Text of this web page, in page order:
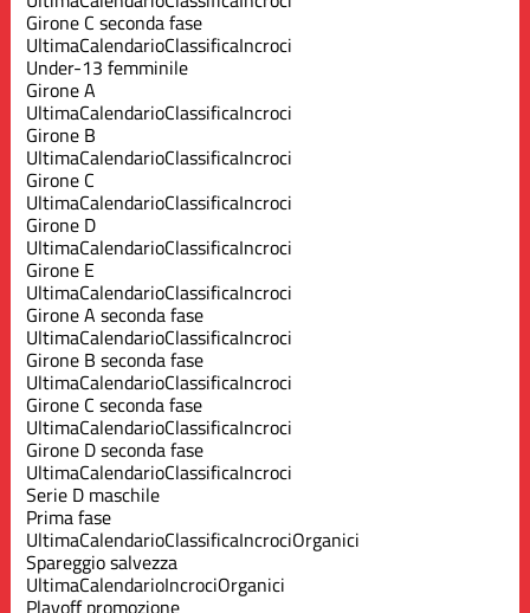
Girone C seconda fase
UltimaCalendarioClassificaIncroci
Under-13 femminile
Girone A
UltimaCalendarioClassificaIncroci
Girone B
UltimaCalendarioClassificaIncroci
Girone C
UltimaCalendarioClassificaIncroci
Girone D
UltimaCalendarioClassificaIncroci
Girone E
UltimaCalendarioClassificaIncroci
Girone A seconda fase
UltimaCalendarioClassificaIncroci
Girone B seconda fase
UltimaCalendarioClassificaIncroci
Girone C seconda fase
UltimaCalendarioClassificaIncroci
Girone D seconda fase
UltimaCalendarioClassificaIncroci
Serie D maschile
Prima fase
UltimaCalendarioClassificaIncrociOrganici
Spareggio salvezza
UltimaCalendarioIncrociOrganici
Playoff promozione